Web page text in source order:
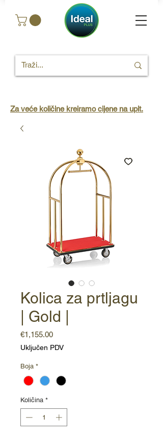
Za veće količine kreiramo cijene na upit.
Kolica za prtljagu
| Gold |
€1,155.00Cijena
Uključen PDV
Boja *
Količina *